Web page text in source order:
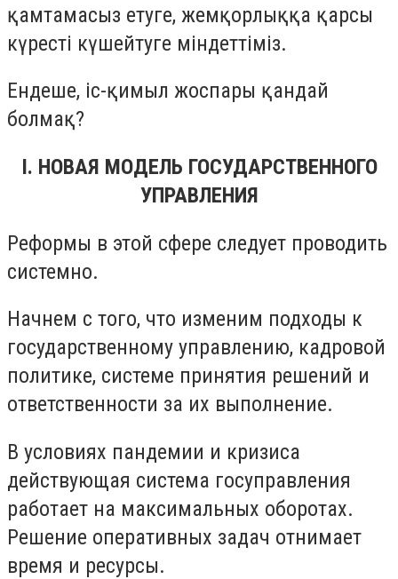
қамтамасыз етуге, жемқорлыққа қарсы
күресті күшейтуге міндеттіміз.
Ендеше, іс-қимыл жоспары қандай
болмақ?
I. НОВАЯ МОДЕЛЬ ГОСУДАРСТВЕННОГО
УПРАВЛЕНИЯ
Реформы в этой сфере следует проводить
системно.
Начнем с того, что изменим подходы к
государственному управлению, кадровой
политике, системе принятия решений и
ответственности за их выполнение.
В условиях пандемии и кризиса
действующая система госуправления
работает на максимальных оборотах.
Решение оперативных задач отнимает
время и ресурсы.